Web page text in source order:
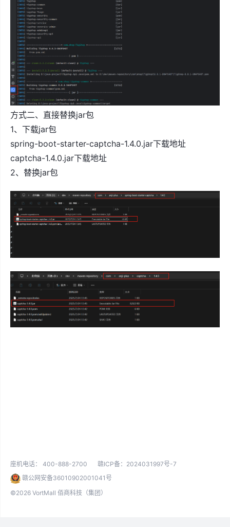
方式二、直接替换jar包
1、下载jar包
spring-boot-starter-captcha-1.4.0.jar下载地址
captcha-1.4.0.jar下载地址
2、替换jar包
座机电话： 400-888-2700
赣ICP备：2024031997号-7
赣公网安备36010902001041号
©2026 VortMall 佰商科技（集团）